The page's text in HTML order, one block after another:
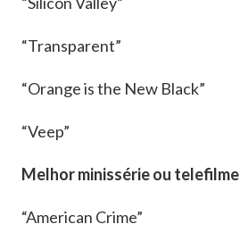
“Transparent”
“Orange is the New Black”
“Veep”
Melhor minissérie ou telefilme
“American Crime”